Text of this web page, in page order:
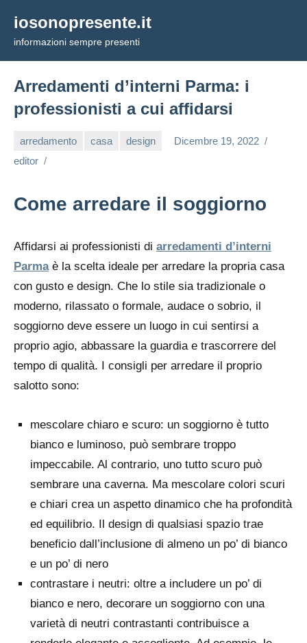
contenuto
iosonopresente.it
informazioni sempre presenti
Arredamenti d’interni Parma: i
professionisti a cui affidarsi
arredamento casa design
Dicembre 19, 2022
editor
Come arredare il soggiorno
Affidarsi ai professionisti di arredamenti d’interni
Parmaè la scelta ideale per arredare la propria casa
con gusto e design. Che lo stile sia tradizionale o
moderno, rilassato o formale, audace o sobrio, il
soggiorno deve essere un luogo in cui sentirsi a
proprio agio, abbassare la guardia e trascorrere del
tempo di qualità. I consigli per arredare il proprio
salotto sono:
mescolare chiaro e scuro: un soggiorno è tutto
bianco e luminoso, può sembrare troppo
impeccabile. Al contrario, uno tutto scuro può
sembrare una caverna. Ma mescolare colori scuri
e chiari crea un aspetto dinamico che ha profondità
ed equilibrio. Il design di qualsiasi spazio trae
beneficio dall’inclusione di almeno un po’ di bianco
e un po’ di nero
contrastare i neutri: oltre a includere un po’ di
bianco e nero, decorare un soggiorno con una
varietà di neutri contrastanti contribuisce a